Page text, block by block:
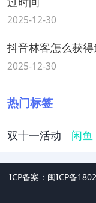
2025-12-30
抖音林客怎么获
2025-12-30
热门标签
双十一活动 闲鱼
ICP备案：闽ICP备